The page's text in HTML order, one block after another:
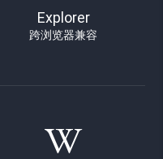
Explorer
跨浏览器兼容